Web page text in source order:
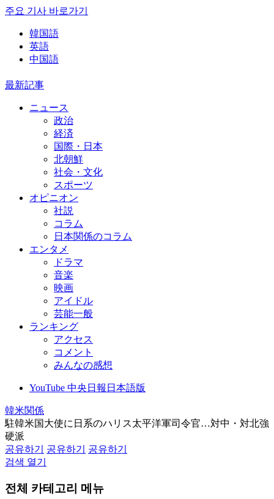
주요 기사 바로가기
韓国語
英語
中国語
最新記事
ニュース
政治
経済
国際・日本
北朝鮮
社会・文化
スポーツ
オピニオン
社説
コラム
日本関係のコラム
エンタメ
ドラマ
音楽
映画
アイドル
芸能一般
ランキング
アクセス
コメント
みんなの感想
YouTube 中央日報日本語版
韓米関係
駐韓米国大使に日系のハリス太平洋軍司令官…対中・対北強
硬派
공유하기
공유하기
공유하기
검색 열기
전체 카테고리 메뉴